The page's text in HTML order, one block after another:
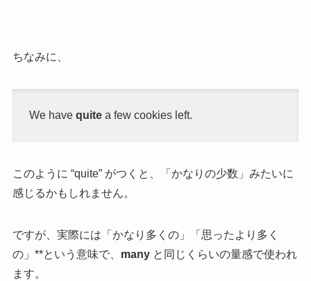
ちなみに、
We have quitea few cookies left.
このように “quite” がつくと、「かなりの少数」みたいに
感じるかもしれません。
ですが、実際には「かなり多くの」「思ったより多く
の」**という意味で、 manyと同じくらいの量感で使われ
ます。